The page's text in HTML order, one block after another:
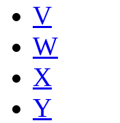
V
W
X
Y